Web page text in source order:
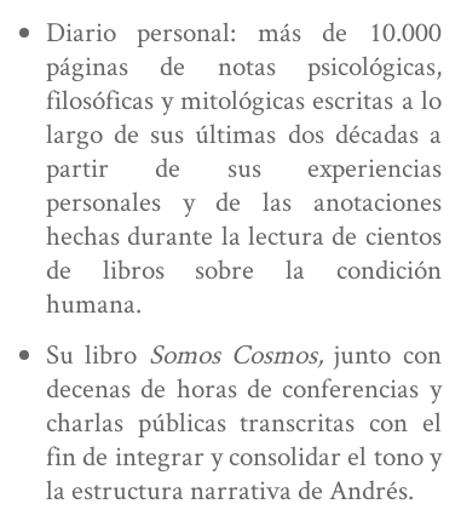
Diario personal: más de 10.000
páginas de notas psicológicas,
filosóficas y mitológicas escritas a lo
largo de sus últimas dos décadas a
partir de sus experiencias
personales y de las anotaciones
hechas durante la lectura de cientos
de libros sobre la condición
humana.
Su libro Somos Cosmos, junto con
decenas de horas de conferencias y
charlas públicas transcritas con el
fin de integrar y consolidar el tono y
la estructura narrativa de Andrés.